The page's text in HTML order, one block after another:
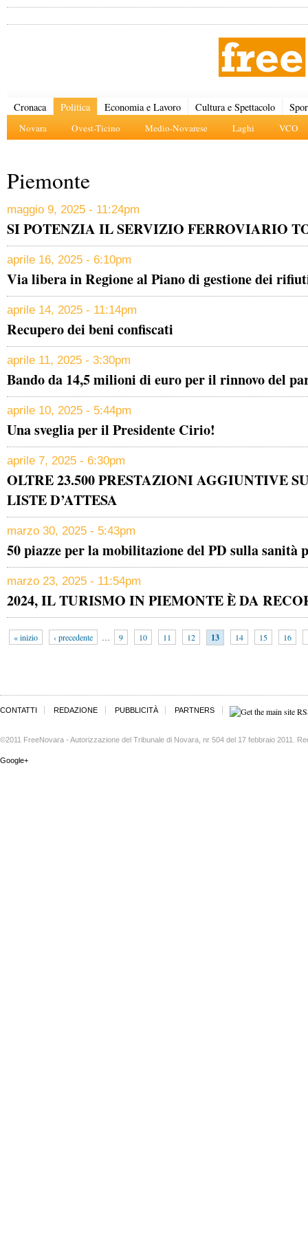
Cronaca Politica
Novara Ovest-Ticino Medio-Novarese Laghi VCO
Economia e Lavoro Cultura e Spettacolo
Piemonte
maggio 9, 2025 - 11:24pm
SI POTENZIA IL SERVIZIO FERROVIARIO
aprile 16, 2025 - 6:10pm
Via libera in Regione al Piano di gestione dei
aprile 14, 2025 - 11:14pm
Recupero dei beni confiscati
aprile 11, 2025 - 3:30pm
Bando da 14,5 milioni di euro per il rinnovo del
aprile 10, 2025 - 5:44pm
Una sveglia per il Presidente Cirio!
aprile 7, 2025 - 6:30pm
OLTRE 23.500 PRESTAZIONI AGGIUNTIVE
LISTE D’ATTESA
marzo 30, 2025 - 5:43pm
50 piazze per la mobilitazione del PD sulla sanità
marzo 23, 2025 - 11:54pm
2024, IL TURISMO IN PIEMONTE È DA
« inizio ‹ precedente … 9 10 11 12 13 14 15 16
CONTATTI REDAZIONE PUBBLICITÀ PARTNERS
©2011 FreeNovara - Autorizzazione del Tribunale di Novara, nr 504 del 17 febbraio 2011.
Google+